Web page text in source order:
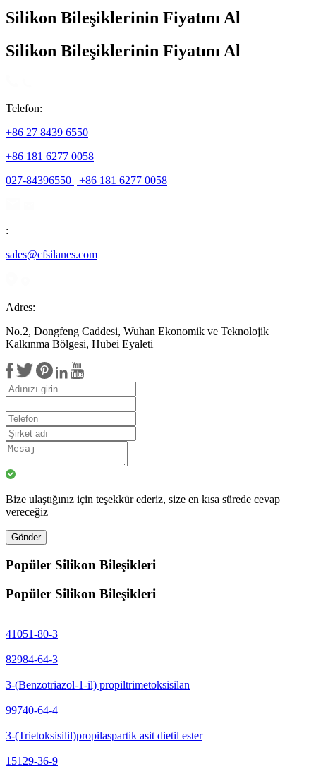
Silikon Bileşiklerinin Fiyatını Al
Silikon Bileşiklerinin Fiyatını Al
Telefon:
+86 27 8439 6550
+86 181 6277 0058
027-84396550 | +86 181 6277 0058
:
sales@cfsilanes.com
Adres:
No.2, Dongfeng Caddesi, Wuhan Ekonomik ve Teknolojik
Kalkınma Bölgesi, Hubei Eyaleti
Bize ulaştığınız için teşekkür ederiz, size en kısa sürede cevap
vereceğiz
Gönder
Popüler Silikon Bileşikleri
Popüler Silikon Bileşikleri
41051-80-3
82984-64-3
3-(Benzotriazol-1-il) propiltrimetoksisilan
99740-64-4
3-(Trietoksisilil)propilaspartik asit dietil ester
15129-36-9